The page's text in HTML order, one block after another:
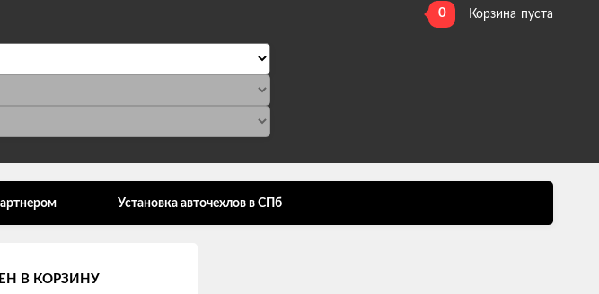
0 Корзина пуста
Установка авточехлов в СПб
В КОРЗИНУ